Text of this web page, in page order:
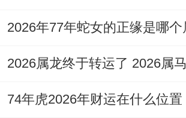
竞争也异常激烈，钱财易因合
借贷、他人瓜分或冲动消费而
从理财角度，此年宜攻守兼备
2026属龙终于转运了 2026属